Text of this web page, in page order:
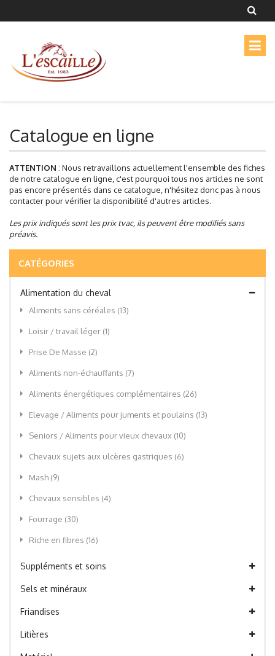
Catalogue en ligne
ATTENTION : Nous retravaillons actuellement l'ensemble des fiches
de notre catalogue en ligne, c'est pourquoi tous nos articles ne sont
pas encore présentés dans ce catalogue, n'hésitez donc pas à nous
contacter pour vérifier la disponibilité d'autres articles.
Les prix indiqués sont les prix tvac, ils peuvent être modifiés sans
préavis.
CATÉGORIES
Alimentation du cheval
Aliments sans céréales (13)
Loisir / travail léger (1)
Prise De Masse (2)
Aliments non-échauffants (7)
Aliments énergétiques complémentaires (26)
Elevage / Aliments pour juments et poulains (13)
Seniors / Aliments pour vieux chevaux (10)
Chevaux sujets aux ulcères gastriques (6)
Mash (9)
Chevaux sensibles (4)
Fourrage (30)
Riche en fibres (16)
Suppléments et soins
Sels et minéraux
Friandises
Litières